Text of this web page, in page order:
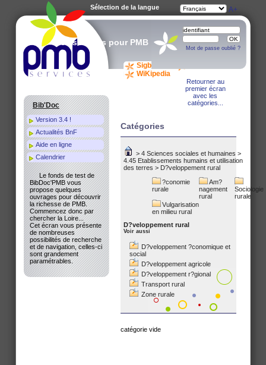
Sigb.Net
WiKipedia
Des services pour PMB
Retourner au
premier écran
avec les
catégories...
Catégories
> 4 Sciences sociales et humaines >
4.45 Etablissements humains et utilisation
des terres > D?veloppement rural
?conomie
rurale
Am?
nagement
rural
Sociologie
rurale
Vulgarisation
en milieu rural
D?veloppement rural
Voir aussi
D?veloppement ?conomique et
social
D?veloppement agricole
D?veloppement r?gional
Transport rural
Zone rurale
catégorie vide
Bib'Doc
Version 3.4 !
Actualités BnF
Aide en ligne
Calendrier
Le fonds de test de
BibDoc'PMB vous
propose quelques
ouvrages pour découvrir
la richesse de PMB.
Commencez donc par
chercher la Loire...
Cet écran vous présente
de nombreuses
possibilités de recherche
et de navigation, celles-ci
sont grandement
paramétrables.
A A+
Sélection de la langue
Mot de passe oublié ?